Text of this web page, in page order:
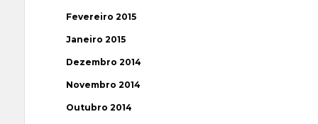
Fevereiro 2015
Janeiro 2015
Dezembro 2014
Novembro 2014
Outubro 2014